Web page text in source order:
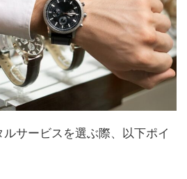
サービスを選ぶ際、以下ポイ